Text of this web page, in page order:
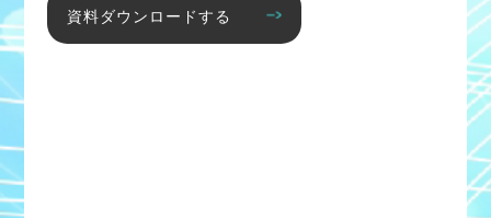
資料ダウンロードする